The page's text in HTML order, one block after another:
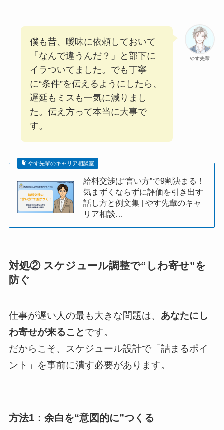
やす先輩
僕も昔、曖昧に依頼しておいて
「なんで違うんだ？」と部下に
イラついてました。でも丁寧
に“条件”を伝えるようにしたら、
遅延もミスも一気に減りまし
た。伝え方って本当に大事で
す。
やす先輩のキャリア相談室
給料交渉は“言い方”で9割決まる！
気まずくならずに評価を引き出す
話し方と例文集 | やす先輩のキャ
リア相談…
対処② スケジュール調整で“しわ寄せ”を
防ぐ
仕事が遅い人の最も大きな問題は、 あなたにし
わ寄せが来ることです。
だからこそ、スケジュール設計で「詰まるポイ
ント」を事前に潰す必要があります。
方法1：余白を“意図的に”つくる